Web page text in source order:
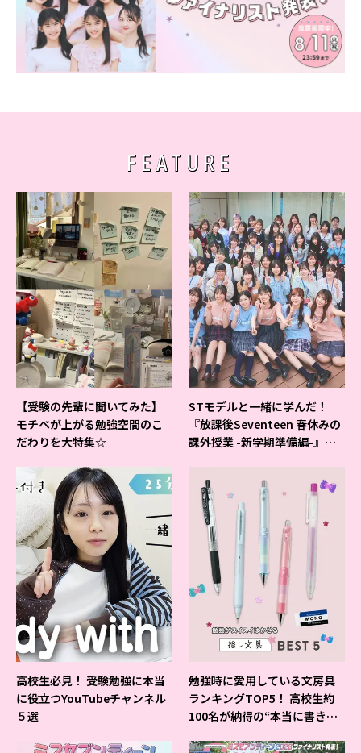
FEATURE
【受験の先輩に聞いてみた】
モチベが上がる勉強空間のこ
だわりを大特集☆
STモデルと一緒に学んだ！
『放課後Seventeen 春休みの
課外授業 -新学期準備編-』イ
高校生必見！ 受験勉強に本当
に役立つYouTubeチャンネル
５選
勉強時に愛用している文房具
ランキングTOP5！ 高校生約
100名が納得の“本当に書きや